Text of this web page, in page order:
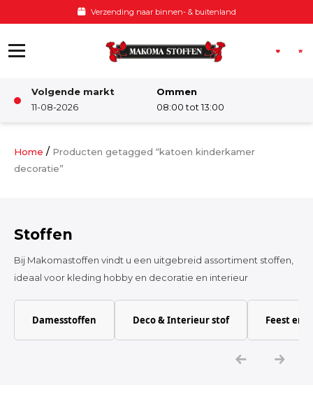
Verzending naar binnen- & buitenland
Volgende markt
11-08-2026
Ommen
08:00 tot 13:00
Damesstoffen
Kinderkamer
Katoen
Home / Producten getagged “katoen kinderkamer
decoratie”
Stoffen
Bij Makomastoffen vindt u een uitgebreid assortiment stoffen,
ideaal voor kleding hobby en decoratie en interieur
Damesstoffen Deco & Interieur stof Feest en